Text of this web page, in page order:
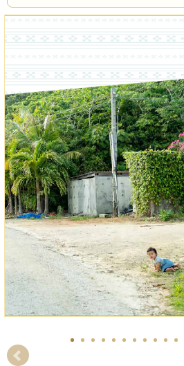
佐藤大史（さとう だいし）